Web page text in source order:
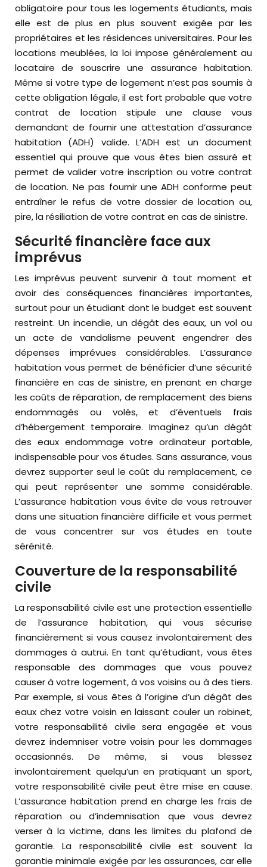
obligatoire pour tous les logements étudiants, mais
elle est de plus en plus souvent exigée par les
propriétaires et les résidences universitaires. Pour les
locations meublées, la loi impose généralement au
locataire de souscrire une assurance habitation.
Même si votre type de logement n’est pas soumis à
cette obligation légale, il est fort probable que votre
contrat de location stipule une clause vous
demandant de fournir une attestation d’assurance
habitation (ADH) valide. L’ADH est un document
essentiel qui prouve que vous êtes bien assuré et
permet de valider votre inscription ou votre contrat
de location. Ne pas fournir une ADH conforme peut
entraîner le refus de votre dossier de location ou,
pire, la résiliation de votre contrat en cas de sinistre.
Sécurité financière face aux
imprévus
Les imprévus peuvent survenir à tout moment et
avoir des conséquences financières importantes,
surtout pour un étudiant dont le budget est souvent
restreint. Un incendie, un dégât des eaux, un vol ou
un acte de vandalisme peuvent engendrer des
dépenses imprévues considérables. L’assurance
habitation vous permet de bénéficier d’une sécurité
financière en cas de sinistre, en prenant en charge
les coûts de réparation, de remplacement des biens
endommagés ou volés, et d’éventuels frais
d’hébergement temporaire. Imaginez qu’un dégât
des eaux endommage votre ordinateur portable,
indispensable pour vos études. Sans assurance, vous
devrez supporter seul le coût du remplacement, ce
qui peut représenter une somme considérable.
L’assurance habitation vous évite de vous retrouver
dans une situation financière difficile et vous permet
de vous concentrer sur vos études en toute
sérénité.
Couverture de la responsabilité
civile
La responsabilité civile est une protection essentielle
de l’assurance habitation, qui vous sécurise
financièrement si vous causez involontairement des
dommages à autrui. En tant qu’étudiant, vous êtes
responsable des dommages que vous pouvez
causer à votre logement, à vos voisins ou à des tiers.
Par exemple, si vous êtes à l’origine d’un dégât des
eaux chez votre voisin en laissant couler un robinet,
votre responsabilité civile sera engagée et vous
devrez indemniser votre voisin pour les dommages
occasionnés. De même, si vous blessez
involontairement quelqu’un en pratiquant un sport,
votre responsabilité civile peut être mise en cause.
L’assurance habitation prend en charge les frais de
réparation ou d’indemnisation que vous devrez
verser à la victime, dans les limites du plafond de
garantie. La responsabilité civile est souvent la
garantie minimale exigée par les assurances, car elle